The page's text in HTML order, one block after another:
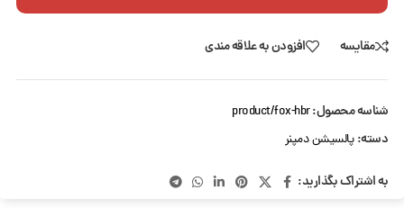
مقایسه افزودن به علاقه مندی
شناسه محصول:product/fox-hbr
دسته: پالسیشن دمپنر
به اشتراک بگذارید: